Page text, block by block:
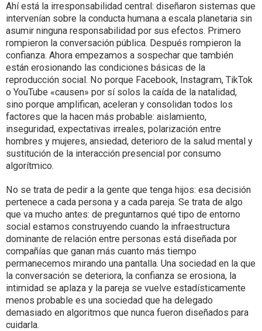
Ahí está la irresponsabilidad central: diseñaron sistemas que
intervenían sobre la conducta humana a escala planetaria sin
asumir ninguna responsabilidad por sus efectos. Primero
rompieron la conversación pública. Después rompieron la
confianza. Ahora empezamos a sospechar que también
están erosionando las condiciones básicas de la
reproducción social. No porque Facebook, Instagram, TikTok
o YouTube «causen» por sí solos la caída de la natalidad,
sino porque amplifican, aceleran y consolidan todos los
factores que la hacen más probable: aislamiento,
inseguridad, expectativas irreales, polarización entre
hombres y mujeres, ansiedad, deterioro de la salud mental y
sustitución de la interacción presencial por consumo
algorítmico.
No se trata de pedir a la gente que tenga hijos: esa decisión
pertenece a cada persona y a cada pareja. Se trata de algo
que va mucho antes: de preguntarnos qué tipo de entorno
social estamos construyendo cuando la infraestructura
dominante de relación entre personas está diseñada por
compañías que ganan más cuanto más tiempo
permanecemos mirando una pantalla. Una sociedad en la que
la conversación se deteriora, la confianza se erosiona, la
intimidad se aplaza y la pareja se vuelve estadísticamente
menos probable es una sociedad que ha delegado
demasiado en algoritmos que nunca fueron diseñados para
cuidarla.